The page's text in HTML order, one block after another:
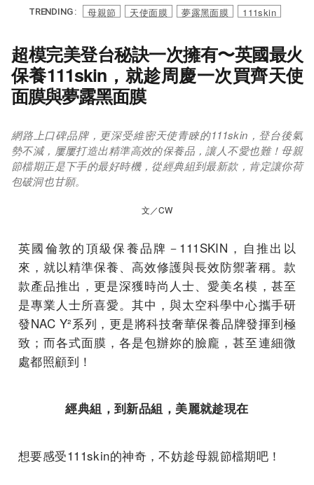
TRENDING : 母親節 天使面膜 夢露黑面膜 111skin
超模完美登台秘訣一次擁有〜英國最火
保養111skin，就趁周慶一次買齊天使
面膜與夢露黑面膜
網路上口碑品牌，更深受維密天使青睞的111skin，登台後氣
勢不減，屢屢打造出精準高效的保養品，讓人不愛也難！母親
節檔期正是下手的最好時機，從經典組到最新款，肯定讓你荷
包破洞也甘願。
文／CW
英國倫敦的頂級保養品牌－111SKIN，自推出以
來，就以精準保養、高效修護與長效防禦著稱。款
款產品推出，更是深獲時尚人士、愛美名模，甚至
是專業人士所喜愛。其中，與太空科學中心攜手研
發NAC Y²系列，更是將科技奢華保養品牌發揮到極
致；而各式面膜，各是包辦妳的臉龐，甚至連細微
處都照顧到！
經典組，到新品組，美麗就趁現在
想要感受111skin的神奇，不妨趁母親節檔期吧！